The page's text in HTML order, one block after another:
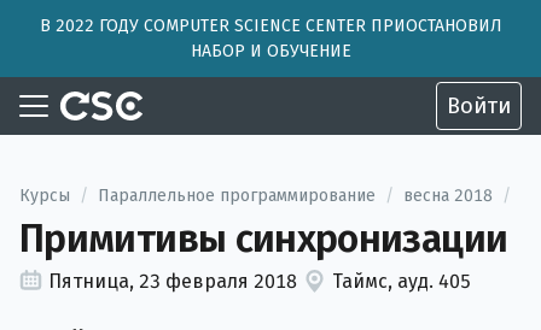
В 2022 ГОДУ COMPUTER SCIENCE CENTER ПРИОСТАНОВИЛ
НАБОР И ОБУЧЕНИЕ
Войти
Курсы / Параллельное программирование / весна 2018 /
Примитивы синхронизации
Пятница, 23 февраля 2018 Таймс, ауд. 405